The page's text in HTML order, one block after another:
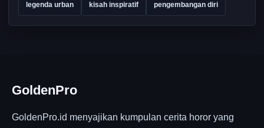
legenda urban kisah inspiratif pengembangan diri
GoldenPro
GoldenPro.id menyajikan kumpulan cerita horor yang